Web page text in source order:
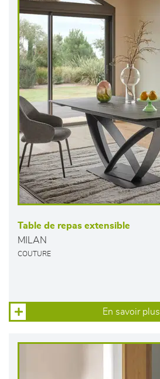
Table de repas extensible
MILAN
COUTURE
En savoir plus